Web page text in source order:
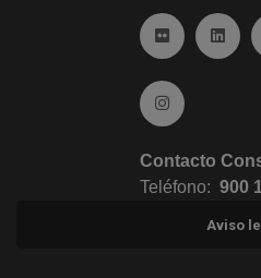
Ir a FlickrIr a
Ir a
Contacto
Teléfono: 900
Aviso